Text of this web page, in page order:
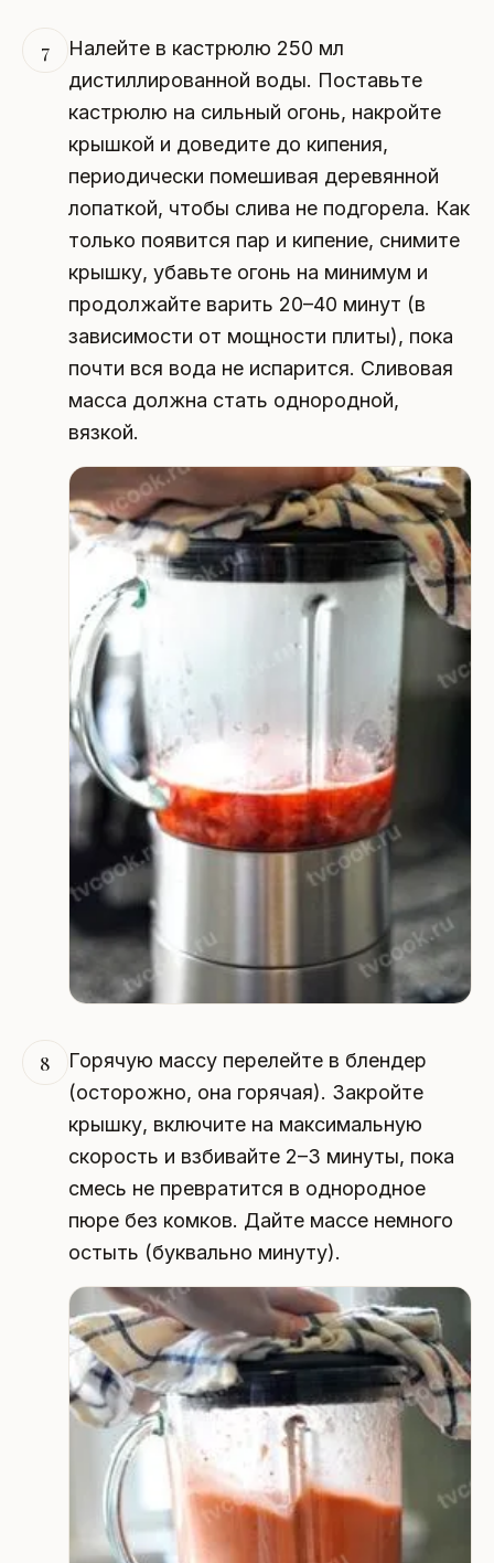
7
Налейте в кастрюлю 250 мл
дистиллированной воды. Поставьте
кастрюлю на сильный огонь, накройте
крышкой и доведите до кипения,
периодически помешивая деревянной
лопаткой, чтобы слива не подгорела. Как
только появится пар и кипение, снимите
крышку, убавьте огонь на минимум и
продолжайте варить 20–40 минут (в
зависимости от мощности плиты), пока
почти вся вода не испарится. Сливовая
масса должна стать однородной,
вязкой.
8
Горячую массу перелейте в блендер
(осторожно, она горячая). Закройте
крышку, включите на максимальную
скорость и взбивайте 2–3 минуты, пока
смесь не превратится в однородное
пюре без комков. Дайте массе немного
остыть (буквально минуту).